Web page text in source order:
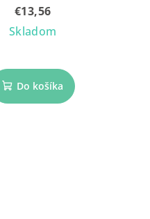
€13,56
Skladom
Do košíka